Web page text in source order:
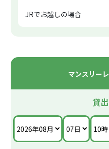
すので、当日お忘れのな
願いしております。
JRでお越しの場合
池尻駅下車後、徒歩5分ほ
筑豊の名所旧跡、観光地
・田川市石炭資料館(歴史
鉱記録画
・道の駅 おおとう桜街道
マンスリー
貸